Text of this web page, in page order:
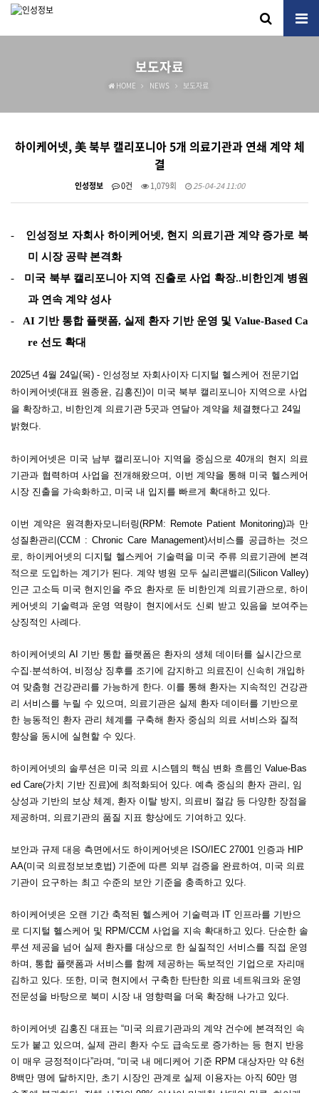
보도자료
HOME NEWS 보도자료
하이케어넷, 美 북부 캘리포니아 5개 의료기관과 연쇄 계약 체
결
인성정보 0건 1,079회 25-04-24 11:00
-
인성정보 자회사 하이케어넷, 현지 의료기관 계약 증가로 북
미 시장 공략 본격화
-
미국 북부 캘리포니아 지역 진출로 사업 확장..비한인계 병원
과 연속 계약 성사
-
AI 기반 통합 플랫폼, 실제 환자 기반 운영 및 Value-Based Ca
re 선도 확대
2025년 4월 24일(목) - 인 성정보 자회사이자 디지털 헬스케어 전문기업
하이케어넷(대표 원종윤, 김홍진)이 미국 북부 캘리포니아 지역으로 사업
을 확장하고, 비한인계 의료기관 5곳과 연달아 계약을 체결했다고 24일
밝혔다.
하이케어넷은 미국 남부 캘리포니아 지역을 중심으로 40개의 현지 의료
기관과 협력하며 사업을 전개해왔으며 , 이번 계약을 통해 미국 헬스케어
시장 진출을 가속화하고, 미국 내 입지를 빠르게 확대하고 있다.
이번 계약은 원격환자모니터링(RPM: Remote Patient Monitoring)과 만
성질환관리(CCM : Chronic Care Management)서비스를 공급하는 것으
로, 하이케어넷의 디지털 헬스케어 기술력을 미국 주류 의료기관에 본격
적으로 도입하는 계기가 된다. 계약 병원 모두 실리콘밸리(Silicon Valley)
인근 고소득 미국 현지인을 주요 환자로 둔 비한인계 의료기관으로,하이
케어넷의 기술력과 운영 역량이 현지에서도 신뢰 받고 있음을 보여주는
상징적인 사례다.
하이케어넷의 AI 기반 통합 플랫폼은 환자의 생체 데이터를 실시간으로
수집 ·분석하여 , 비정상 징후를 조기에 감지하고 의료진이 신속히 개입하
여 맞춤형 건강관리를 가능하게 한다. 이를 통해 환자는 지속적인 건강관
리 서비스를 누릴 수 있으며 , 의료기관은 실제 환자 데이터를 기반으로
한 능동적인 환자 관리 체계를 구축해 환자 중심의 의료 서비스와 질적
향상을 동시에 실현할 수 있다.
하이케어넷의 솔루션은 미국 의료 시스템의 핵심 변화 흐름인 Value-Bas
ed Care(가치 기반 진료)에 최적화되어 있다. 예측 중심의 환자 관리 , 임
상성과 기반의 보상 체계 , 환자 이탈 방지 , 의료비 절감 등 다양한 장점을
제공하며 , 의료기관의 품질 지표 향상에도 기여하고 있다.
보안과 규제 대응 측면에서도 하이케어넷은 ISO/IEC 27001 인증과 HIP
AA(미국 의료정보보호법) 기준에 따른 외부 검증을 완료하여 , 미국 의료
기관이 요구하는 최고 수준의 보안 기준을 충족하고 있다.
하이케어넷은 오랜 기간 축적된 헬스케어 기술력과 IT 인프라를 기반으
로 디지털 헬스케어 및 RPM/CCM 사업을 지속 확대하고 있다. 단순한 솔
루션 제공을 넘어 실제 환자를 대상으로 한 실질적인 서비스를 직접 운영
하며 , 통합 플랫폼과 서비스를 함께 제공하는 독보적인 기업으로 자리매
김하고 있다. 또한, 미국 현지에서 구축한 탄탄한 의료 네트워크와 운영
전문성을 바탕으로 북미 시장 내 영향력을 더욱 확장해 나가고 있다.
하이케어넷 김홍진 대표는 “미국 의료기관과의 계약 건수에 본격적인 속
도가 붙고 있으며 , 실제 관리 환자 수도 급속도로 증가하는 등 현지 반응
이 매우 긍정적이다”라며 , “미국 내 메디케어 기준 RPM 대상자만 약 6천
8백만 명에 달하지만, 초기 시장인 관계로 실제 이용자는 아직 60만 명